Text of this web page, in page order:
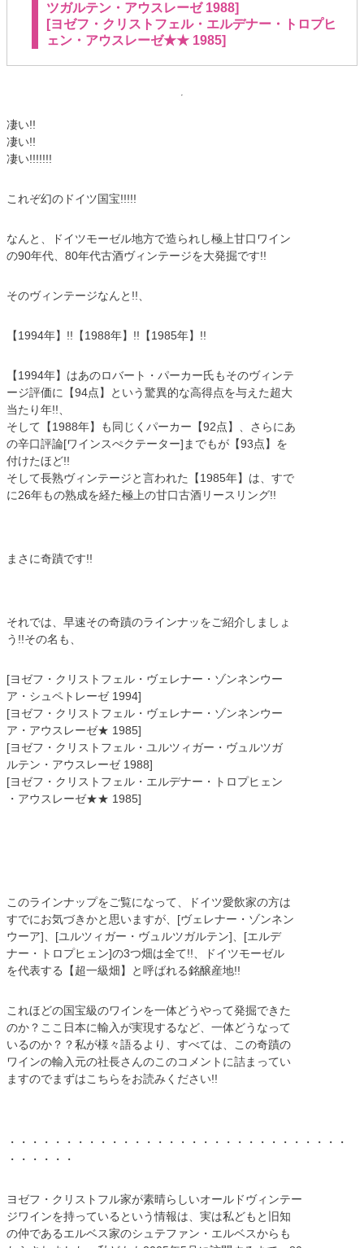
ツガルテン・アウスレーゼ 1988]
[ヨゼフ・クリストフェル・エルデナー・トロプヒ
ェン・アウスレーゼ★★ 1985]
凄い!!
凄い!!
凄い!!!!!!!
これぞ幻のドイツ国宝!!!!!
なんと、ドイツモーゼル地方で造られし極上甘口ワイン
の90年代、80年代古酒ヴィンテージを大発掘です!!
そのヴィンテージなんと!!、
【1994年】!!【1988年】!!【1985年】!!
【1994年】はあのロバート・パーカー氏もそのヴィンテ
ージ評価に【94点】という驚異的な高得点を与えた超大
当たり年!!、
そして【1988年】も同じくパーカー【92点】、さらにあ
の辛口評論[ワインスぺクテーター]までもが【93点】を
付けたほど!!
そして長熟ヴィンテージと言われた【1985年】は、すで
に26年もの熟成を経た極上の甘口古酒リースリング!!
まさに奇蹟です!!
それでは、早速その奇蹟のラインナッをご紹介しましょ
う!!その名も、
[ヨゼフ・クリストフェル・ヴェレナー・ゾンネンウー
ア・シュペトレーゼ 1994]
[ヨゼフ・クリストフェル・ヴェレナー・ゾンネンウー
ア・アウスレーゼ★ 1985]
[ヨゼフ・クリストフェル・ユルツィガー・ヴュルツガ
ルテン・アウスレーゼ 1988]
[ヨゼフ・クリストフェル・エルデナー・トロプヒェン
・アウスレーゼ★★ 1985]
このラインナップをご覧になって、ドイツ愛飲家の方は
すでにお気づきかと思いますが、[ヴェレナー・ゾンネン
ウーア]、[ユルツィガー・ヴュルツガルテン]、[エルデ
ナー・トロプヒェン]の3つ畑は全て!!、ドイツモーゼル
を代表する【超一級畑】と呼ばれる銘醸産地!!
これほどの国宝級のワインを一体どうやって発掘できた
のか？ここ日本に輸入が実現するなど、一体どうなって
いるのか？？私が様々語るより、すべては、この奇蹟の
ワインの輸入元の社長さんのこのコメントに詰まってい
ますのでまずはこちらをお読みください!!
・・・・・・・・・・・・・・・・・・・・・・・・・・・・・・
・・・・・・
ヨゼフ・クリストフル家が素晴らしいオールドヴィンテー
ジワインを持っているという情報は、実は私どもと旧知
の仲であるエルベス家のシュテファン・エルベスからも